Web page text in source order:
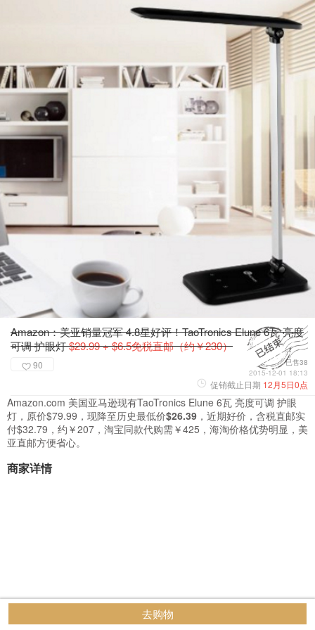
Amazon：美亚销量冠军 4.8星好评！TaoTronics Elune 6瓦 亮度
可调 护眼灯$29.99 + $6.5免税直邮（约￥230）
90
已售38
2015-12-01 18:13
促销截止日期 12月5日0点
Amazon.com 美国亚马逊现有TaoTronics Elune 6瓦 亮度可调 护眼
灯，原价$79.99，现降至历史最低价$26.39 ，近期好价，含税直邮实
付$32.79，约￥207，淘宝同款代购需￥425，海淘价格优势明显，美
亚直邮方便省心。
商家详情
去购物